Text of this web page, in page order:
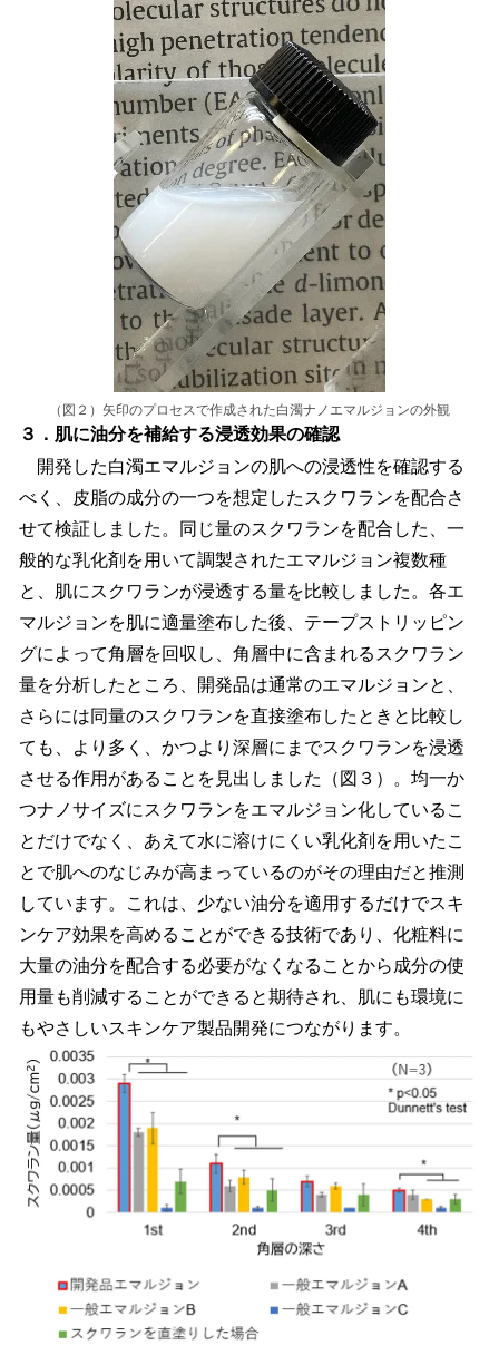
（図２）矢印のプロセスで作成された白濁ナノエマルジョンの外観
３．肌に油分を補給する浸透効果の確認
開発した白濁エマルジョンの肌への浸透性を確認する
べく、皮脂の成分の一つを想定したスクワランを配合さ
せて検証しました。同じ量のスクワランを配合した、一
般的な乳化剤を用いて調製されたエマルジョン複数種
と、肌にスクワランが浸透する量を比較しました。各エ
マルジョンを肌に適量塗布した後、テープストリッピン
グによって角層を回収し、角層中に含まれるスクワラン
量を分析したところ、開発品は通常のエマルジョンと、
さらには同量のスクワランを直接塗布したときと比較し
ても、より多く、かつより深層にまでスクワランを浸透
させる作用があることを見出しました（図３）。均一か
つナノサイズにスクワランをエマルジョン化しているこ
とだけでなく、あえて水に溶けにくい乳化剤を用いたこ
とで肌へのなじみが高まっているのがその理由だと推測
しています。これは、少ない油分を適用するだけでスキ
ンケア効果を高めることができる技術であり、化粧料に
大量の油分を配合する必要がなくなることから成分の使
用量も削減することができると期待され、肌にも環境に
もやさしいスキンケア製品開発につながります。